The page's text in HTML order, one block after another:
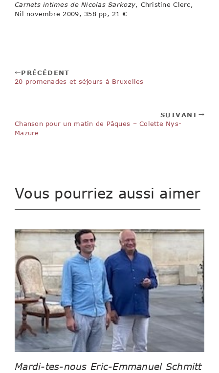
Carnets intimes de Nicolas Sarkozy, Christine Clerc,
Nil novembre 2009, 358 pp, 21 €
PRÉCÉDENT
20 promenades et séjours à Bruxelles
SUIVANT
Chanson pour un matin de Pâques – Colette Nys-
Mazure
Vous pourriez aussi aimer
Mardi-tes-nous Eric-Emmanuel Schmitt